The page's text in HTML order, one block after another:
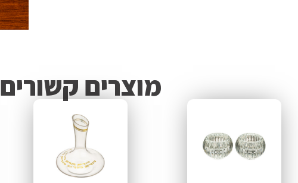
מוצרים קשורים